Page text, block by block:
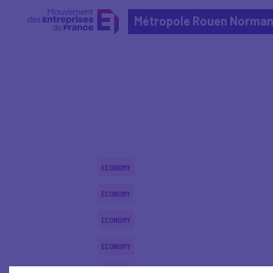
Métropole Rouen
ECONOMY
ECONOMY
ECONOMY
ECONOMY